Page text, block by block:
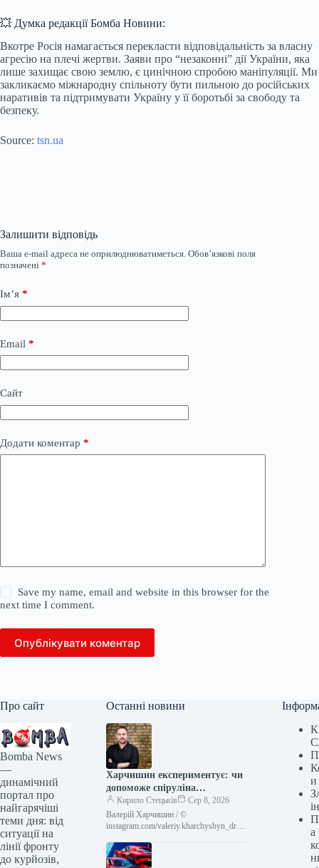
💥 Думка редакції Бомба Новини:
Вкотре Росія намагається перекласти відповідальність за власну
агресію на плечі жертви. Заяви про “незаконні” дії України, яка
лише захищає свою землю, є цинічною спробою маніпуляції. Ми
закликаємо міжнародну спільноту бути пильною до російських
наративів та підтримувати Україну у її боротьбі за свободу та
безпеку.
Source: tsn.ua
Залишити відповідь
Ваша e-mail адреса не оприлюднюватиметься. Обов’язкові поля
позначені *
Ім’я *
Email *
Сайт
Додати коментар *
Save my name, email and website in this browser for the
next time I comment.
Опублікувати коментар
Про сайт
Bomba News
—
динамічний
портал про
найгарячіші
теми дня: від
ситуації на
лінії фронту
до курйозів,
Останні новини
Харчишин експериментує: чи
допоможе спіруліна
помідорам
Кирило Стецьків
Сер 8, 2026
Валерій Харчишин / ©
instagram.com/valeriy.kharchyshyn_dr
лідер гурту «Друга Ріка», Валерій
Харчишин похизувався у своєму
и
а